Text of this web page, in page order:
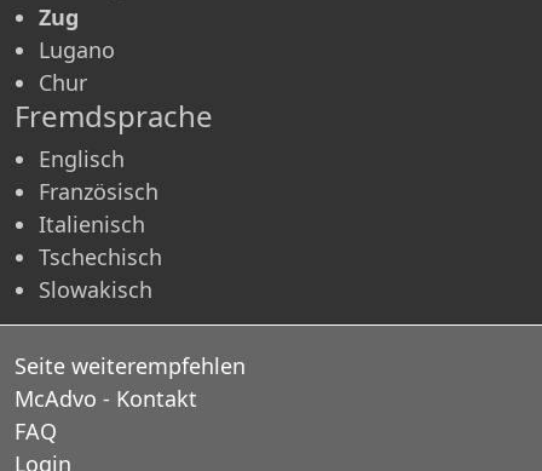
Zug
Lugano
Chur
Fremdsprache
Englisch
Französisch
Italienisch
Tschechisch
Slowakisch
Seite weiterempfehlen
McAdvo - Kontakt
FAQ
Login